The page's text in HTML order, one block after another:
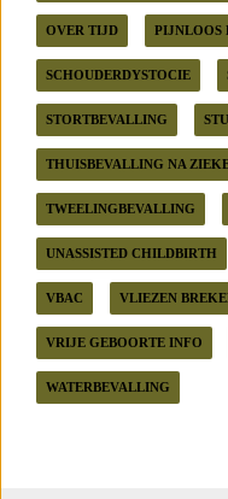
OVER TIJD PIJNLOOS
SCHOUDERDYSTOCIE
STORTBEVALLING
THUISBEVALLING NA
TWEELINGBEVALLING
UNASSISTED CHILDBIRTH
VBAC VLIEZEN
VRIJE GEBOORTE INFO
WATERBEVALLING